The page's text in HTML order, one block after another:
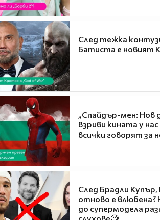
След тежка
Батиста е новият
„Спайдър-мен: Нов
взриви кината у
всички говорят за
След Брадли
отново е
до супермодела